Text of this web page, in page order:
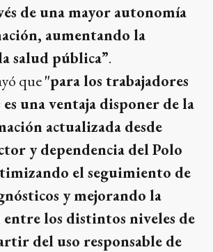
de una mayor autonomía
aumentando la
salud pública”.
que"para los trabajadores
una ventaja disponer de la
actualizada desde
y dependencia del Polo
el seguimiento de
y mejorando la
los distintos niveles de
del uso responsable de